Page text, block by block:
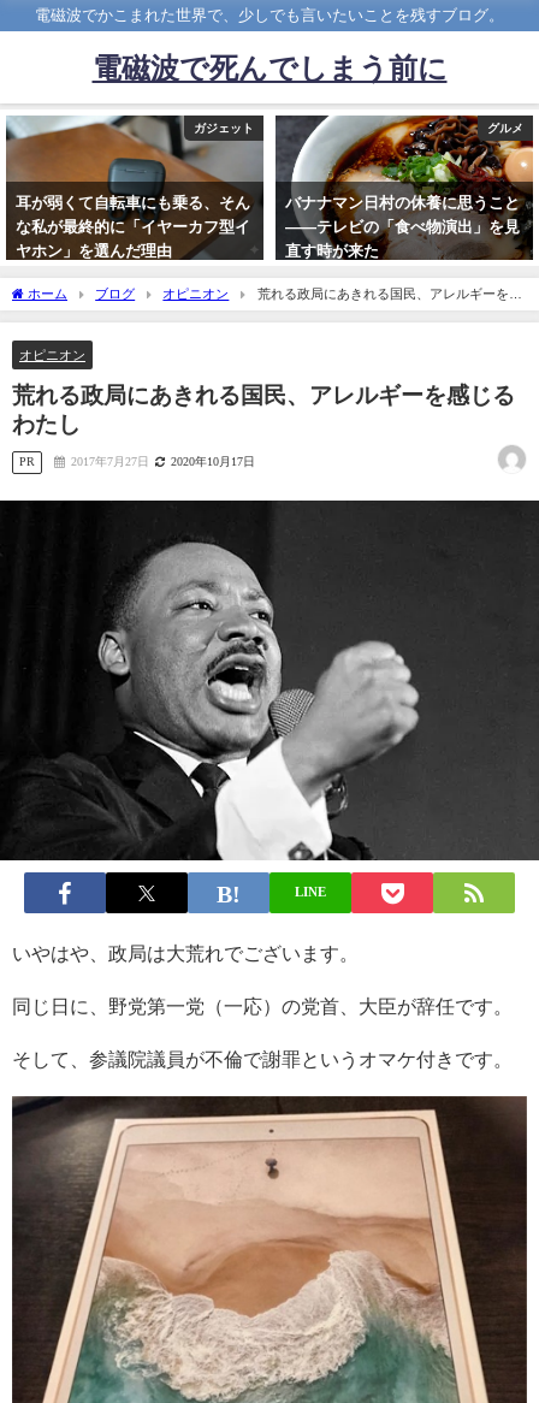
電磁波でかこまれた世界で、少しでも言いたいことを残すブログ。
電磁波で死んでしまう前に
ガジェット
耳が弱くて自転車にも乗る、そん
な私が最終的に「イヤーカフ型イ
ヤホン」を選んだ理由
グルメ
バナナマン日村の休養に思うこと
――テレビの「食べ物演出」を見
直す時が来た
ホーム ブログ オピニオン
荒れる政局にあきれる国民、アレルギーを感
じるわたし
オピニオン
荒れる政局にあきれる国民、アレルギーを感じる
わたし
PR 2017年7月27日 2020年10月17日
LINE
いやはや、政局は大荒れでございます。
同じ日に、野党第一党（一応）の党首、大臣が辞任です。
そして、参議院議員が不倫で謝罪というオマケ付きです。